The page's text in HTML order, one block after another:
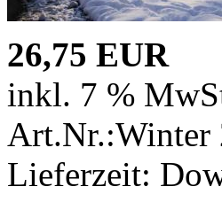
26,75 EUR
inkl. 7 %
Art.Nr.:Winter
Lieferzeit: